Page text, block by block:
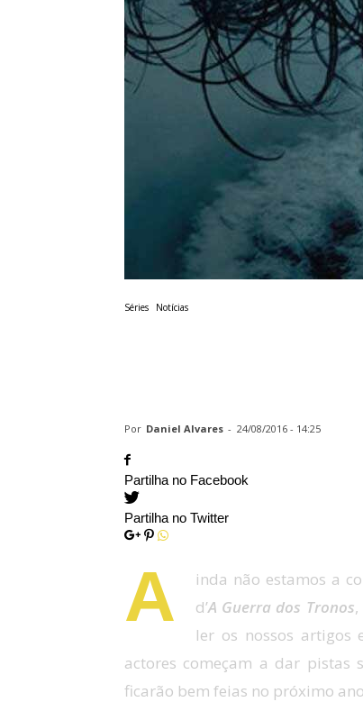
Séries Notícias
Por Daniel Alvares - 24/08/2016 - 14:25
Partilha no Facebook
Partilha no Twitter
A
inda não estamos a
d’A Guerra dos Tronos
ler os nossos artigos
actores começam a dar pistas
ficarão bem feias no próximo